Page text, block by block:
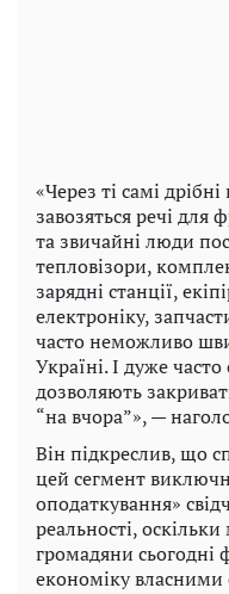
«Через ті самі
завозяться речі для
та звичайні люди
тепловізори,
зарядні станції,
електроніку,
часто неможливо
Україні. І дуже
дозволяють
“на вчора”», —
Він підкреслив, що
цей сегмент
оподаткування»
реальності,
громадяни
економіку